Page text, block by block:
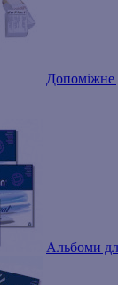
Допоміжне
Альбоми